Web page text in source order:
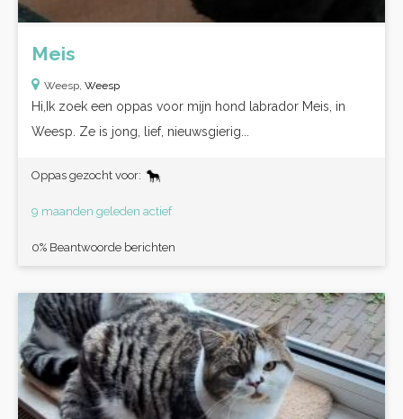
Meis
Weesp, Weesp
Hi,Ik zoek een oppas voor mijn hond labrador Meis, in
Weesp. Ze is jong, lief, nieuwsgierig...
Oppas gezocht voor:
9 maanden geleden actief
0% Beantwoorde berichten